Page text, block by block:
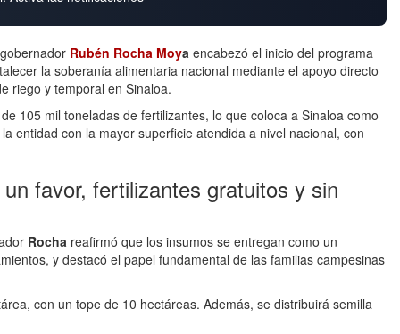
Rubén Rocha Moya encabezó el inicio del programa
la soberanía alimentaria nacional mediante el apoyo directo
riego y temporal en Sinaloa.
105 mil toneladas de fertilizantes, lo que coloca a Sinaloa como
entidad con la mayor superficie atendida a nivel nacional, con
favor, fertilizantes gratuitos y sin
Rocha reafirmó que los insumos se entregan como un
y destacó el papel fundamental de las familias campesinas
con un tope de 10 hectáreas. Además, se distribuirá semilla